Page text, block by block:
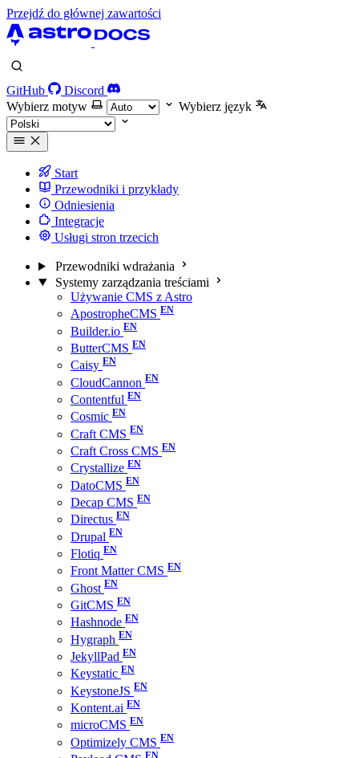
Przejdź do głównej zawartości
GitHub
Discord
Wybierz motyw
Wybierz język
Start
Przewodniki i przykłady
Odniesienia
Integracje
Usługi stron trzecich
Przewodniki wdrażania
Systemy zarządzania treściami
Używanie CMS z Astro
ApostropheCMS
Builder.io
ButterCMS
Caisy
CloudCannon
Contentful
Cosmic
Craft CMS
Craft Cross CMS
Crystallize
DatoCMS
Decap CMS
Directus
Drupal
Flotiq
Front Matter CMS
Ghost
GitCMS
Hashnode
Hygraph
JekyllPad
Keystatic
KeystoneJS
Kontent.ai
microCMS
Optimizely CMS